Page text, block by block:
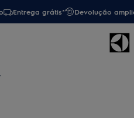
Entrega grátis* Devolução